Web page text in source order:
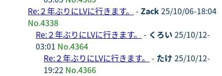
Re:２年ぶりにLVに行きます。 - Zack25/10/06-18:04
No.4338
Re:２年ぶりにLVに行きます。 - くろい 25/10/12-
03:01 No.4364
Re:２年ぶりにLVに行きます。 - たけ 25/10/12-
19:22 No.4366